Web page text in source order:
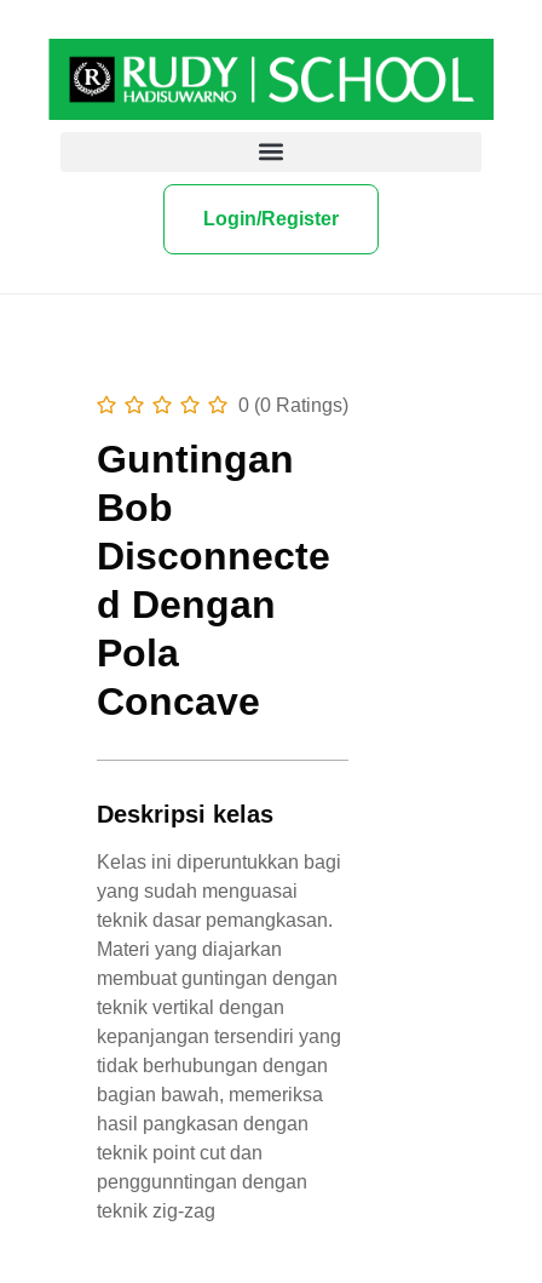
Login/Register
0 (0 Ratings)
Guntingan
Bob
Disconnecte
d Dengan
Pola
Concave
Deskripsi kelas
Kelas ini diperuntukkan bagi
yang sudah menguasai
teknik dasar pemangkasan.
Materi yang diajarkan
membuat guntingan dengan
teknik vertikal dengan
kepanjangan tersendiri yang
tidak berhubungan dengan
bagian bawah, memeriksa
hasil pangkasan dengan
teknik point cut dan
penggunntingan dengan
teknik zig-zag